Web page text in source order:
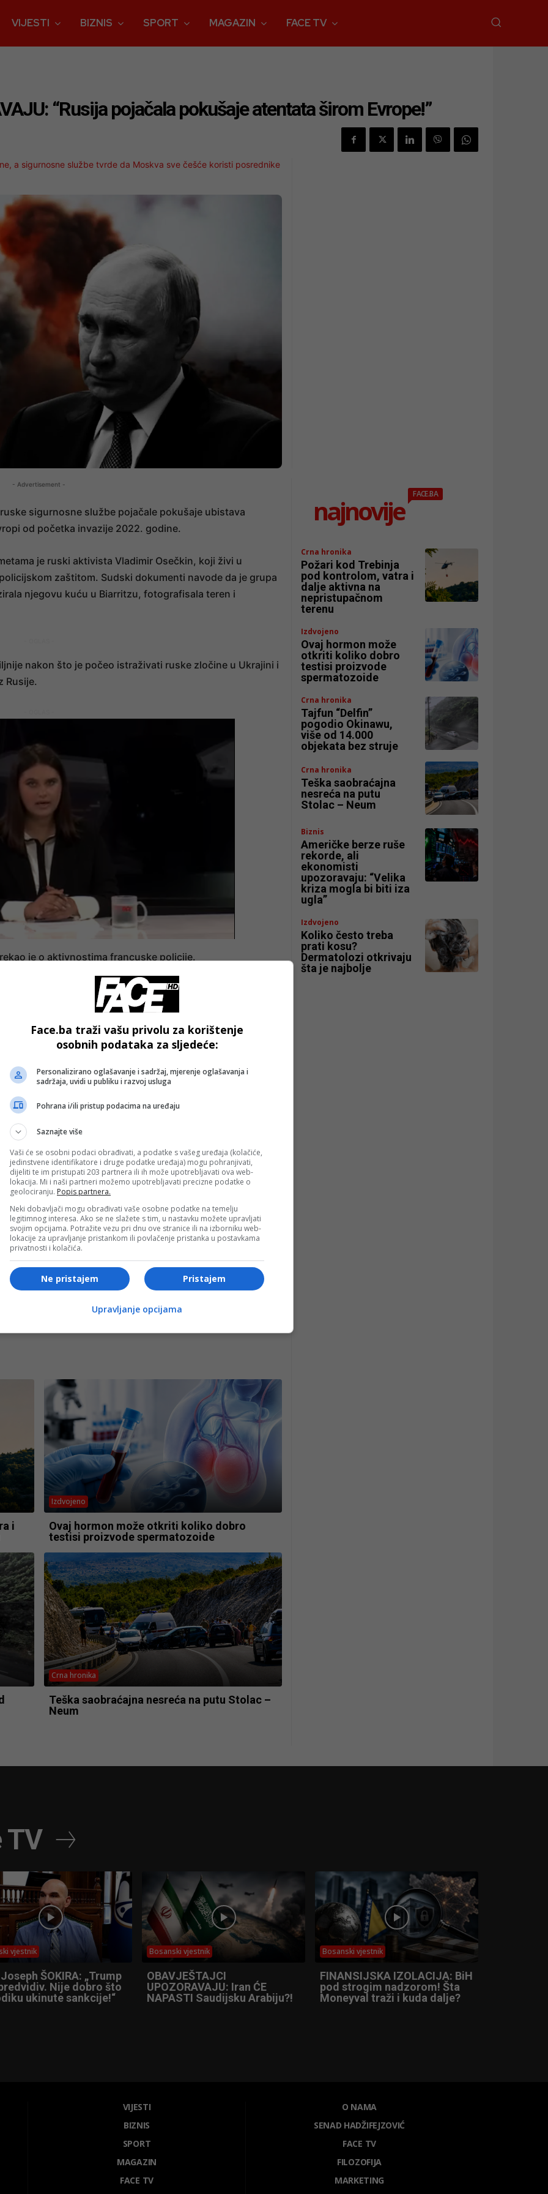
VIJESTI BIZNIS SPORT MAGAZIN FACE TV
“Rusija pojačala pokušaje atentata širom Evrope!”
a sigurnosne službe tvrde da Moskva sve češće koristi posrednike
- Advertisement -
sigurnosne službe pojačale pokušaje ubistava
od početka invazije 2022. godine.
je ruski aktivista Vladimir Osečkin, koji živi u
zaštitom. Sudski dokumenti navode da je grupa
njegovu kuću u Biarritzu, fotografisala teren i
nakon što je počeo istraživati ruske zločine u Ukrajini i
Rusije.
je o aktivnostima francuske policije.
državama. Litvanske vlasti spriječile su planove za
Gabbasova, dok su njemačke i poljske službe razbile
mete, uključujući predsjednika Ukrajine Volodimira
pilot koji je prebjegao.
zaAP
da je riječ o širem obrascu koji se uklapa u rusku
podržavaju Ukrajinu. U toj strategiji, prema tužiocima i
posrednike i kriminalne mreže umjesto vlastitih
je šta su mu litvanski policajci rekli nakon što je u blizini
vas je s pištoljem. Bio je spreman čekati vas cijelu
napadi ne znače da su mete dugoročno sigurne.
i
Izdvojeno
Ovaj hormon može otkriti koliko dobro
testisi proizvode spermatozoide
Crna hronika
Teška saobraćajna nesreća na putu Stolac –
Neum
najnovije
FACE.BA
Crna hronika
Požari kod Trebinja
pod kontrolom, vatra i
dalje aktivna na
nepristupačnom
terenu
Izdvojeno
Ovaj hormon može
otkriti koliko dobro
testisi proizvode
spermatozoide
Crna hronika
Tajfun “Delfin”
pogodio Okinawu,
više od 14.000
objekata bez struje
Crna hronika
Teška saobraćajna
nesreća na putu
Stolac – Neum
Biznis
Američke berze ruše
rekorde, ali
ekonomisti
upozoravaju: “Velika
kriza mogla bi biti iza
ugla”
Izdvojeno
Koliko često treba
prati kosu?
Dermatolozi otkrivaju
šta je najbolje
TV
vjestnik
ŠOKIRA: „Trump
Nije dobro što
ukinute sankcije!“
Bosanski vjestnik
OBAVJEŠTAJCI
UPOZORAVAJU: Iran ĆE
NAPASTI Saudijsku Arabiju?!
Bosanski vjestnik
FINANSIJSKA IZOLACIJA: BiH
pod strogim nadzorom! Šta
Moneyval traži i kuda dalje?
VIJESTI
BIZNIS
SPORT
MAGAZIN
FACE TV
O NAMA
SENAD HADŽIFEJZOVIĆ
FACE TV
FILOZOFIJA
MARKETING
Face.ba traži vašu privolu za korištenje
osobnih podataka za sljedeće:
Personalizirano oglašavanje i sadržaj, mjerenje oglašavanja i
sadržaja, uvidi u publiku i razvoj usluga
Pohrana i/ili pristup podacima na uređaju
Saznajte više
Vaši će se osobni podaci obrađivati, a podatke s vašeg uređaja (kolačiće,
jedinstvene identifikatore i druge podatke uređaja) mogu pohranjivati,
dijeliti te im pristupati 203 partnera ili ih može upotrebljavati ova web-
lokacija. Mi i naši partneri možemo upotrebljavati precizne podatke o
geolociranju. Popis partnera.
Neki dobavljači mogu obrađivati vaše osobne podatke na temelju
legitimnog interesa. Ako se ne slažete s tim, u nastavku možete upravljati
svojim opcijama. Potražite vezu pri dnu ove stranice ili na izborniku web-
lokacije za upravljanje pristankom ili povlačenje pristanka u postavkama
privatnosti i kolačića.
Pristajem
Ne pristajem
Upravljanje opcijama